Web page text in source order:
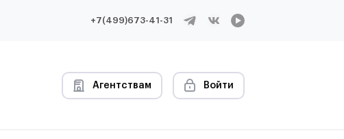
+7(499)673-41-31
Агентствам Войти